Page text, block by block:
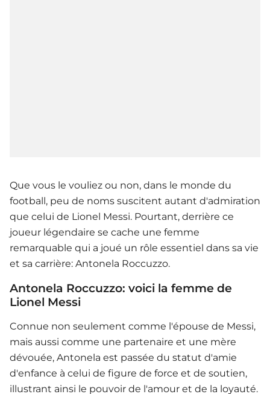
Que vous le vouliez ou non, dans le monde du
football, peu de noms suscitent autant d'admiration
que celui de Lionel Messi. Pourtant, derrière ce
joueur légendaire se cache une femme
remarquable qui a joué un rôle essentiel dans sa vie
et sa carrière: Antonela Roccuzzo.
Antonela Roccuzzo: voici la femme de
Lionel Messi
Connue non seulement comme l'épouse de Messi,
mais aussi comme une partenaire et une mère
dévouée, Antonela est passée du statut d'amie
d'enfance à celui de figure de force et de soutien,
illustrant ainsi le pouvoir de l'amour et de la loyauté.